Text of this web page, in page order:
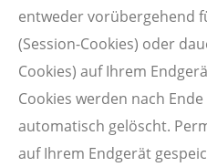
entweder vorübergehend
(Session-Cookies) oder
Cookies) auf Ihrem
Cookies werden nach
automatisch gelöscht.
auf Ihrem Endgerät